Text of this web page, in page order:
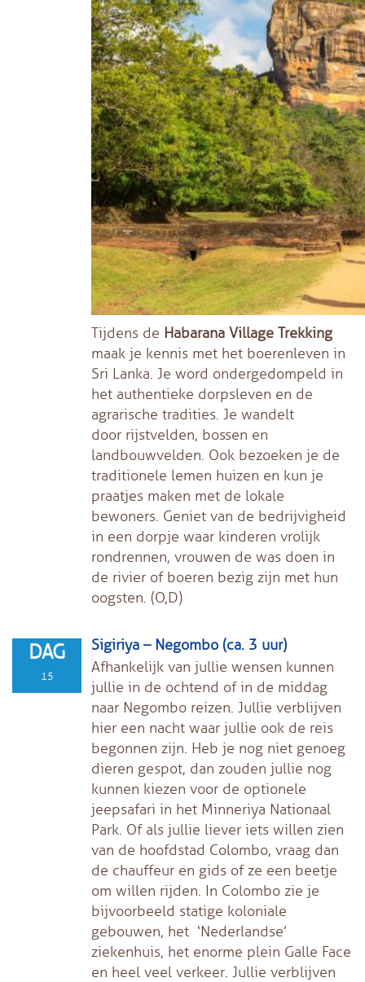
Tijdens de Habarana Village Trekking
maak je kennis met het boerenleven in
Sri Lanka. Je word ondergedompeld in
het authentieke dorpsleven en de
agrarische tradities. Je wandelt
door rijstvelden, bossen en
landbouwvelden. Ook bezoeken je de
traditionele lemen huizen en kun je
praatjes maken met de lokale
bewoners. Geniet van de bedrijvigheid
in een dorpje waar kinderen vrolijk
rondrennen, vrouwen de was doen in
de rivier of boeren bezig zijn met hun
oogsten. (O,D)
DAG
15
Sigiriya – Negombo (ca. 3 uur)
Afhankelijk van jullie wensen kunnen
jullie in de ochtend of in de middag
naar Negombo reizen. Jullie verblijven
hier een nacht waar jullie ook de reis
begonnen zijn. Heb je nog niet genoeg
dieren gespot, dan zouden jullie nog
kunnen kiezen voor de optionele
jeepsafari in het Minneriya Nationaal
Park. Of als jullie liever iets willen zien
van de hoofdstad Colombo, vraag dan
de chauffeur en gids of ze een beetje
om willen rijden. In Colombo zie je
bijvoorbeeld statige koloniale
gebouwen, het ‘Nederlandse’
ziekenhuis, het enorme plein Galle Face
en heel veel verkeer. Jullie verblijven